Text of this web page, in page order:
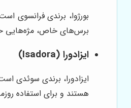
بورژوا، برندی فرانسوی
برس‌های خاص، مژه‌هایی
ایزادورا (Isadora)
ایزادورا، برندی سوئدی
هستند و برای استفاده